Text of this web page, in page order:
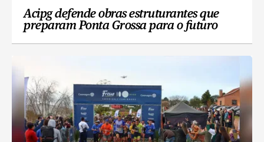
Acipg defende obras estruturantes que
preparam Ponta Grossa para o futuro